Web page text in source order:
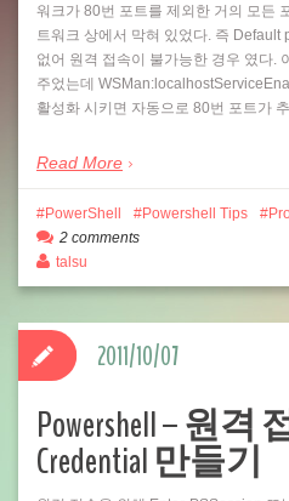
워크가 80번 포트를 제외한 거의 모든
트워크 상에서 막혀 있었다. 즉 Default
없어 원격 접속이 불가능한 경우 였다.
주었는데
활성화 시키면 자동으로 80번 포트가
Read More
PowerShell Powershell Tips
2 comments
talsu
Powershell – 원
Credential 만들기
2011/10/07